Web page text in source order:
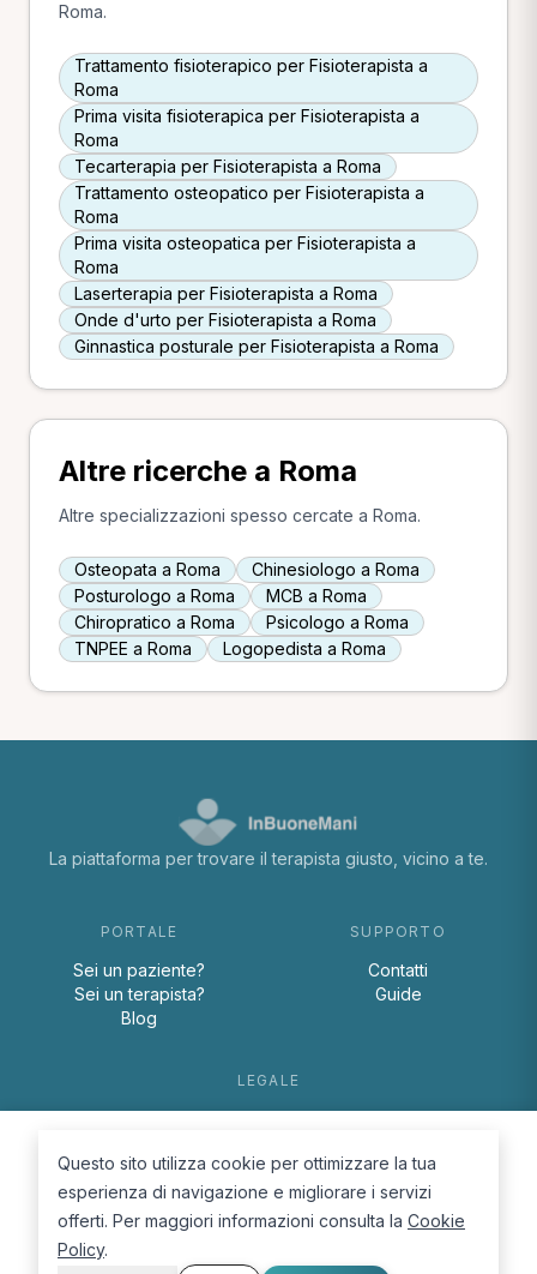
Roma.
Trattamento fisioterapico per Fisioterapista a
Roma
Prima visita fisioterapica per Fisioterapista a
Roma
Tecarterapia per Fisioterapista a Roma
Trattamento osteopatico per Fisioterapista a
Roma
Prima visita osteopatica per Fisioterapista a
Roma
Laserterapia per Fisioterapista a Roma
Onde d'urto per Fisioterapista a Roma
Ginnastica posturale per Fisioterapista a Roma
Altre ricerche a Roma
Altre specializzazioni spesso cercate a Roma.
Osteopata a Roma
Chinesiologo a Roma
Posturologo a Roma
MCB a Roma
Chiropratico a Roma
Psicologo a Roma
TNPEE a Roma
Logopedista a Roma
La piattaforma per trovare il terapista giusto, vicino a te.
PORTALE
Sei un paziente?
Sei un terapista?
Blog
SUPPORTO
Contatti
Guide
LEGALE
Cookie Policy
Questo sito utilizza cookie per ottimizzare la tua
esperienza di navigazione e migliorare i servizi
offerti. Per maggiori informazioni consulta la Cookie
Policy.